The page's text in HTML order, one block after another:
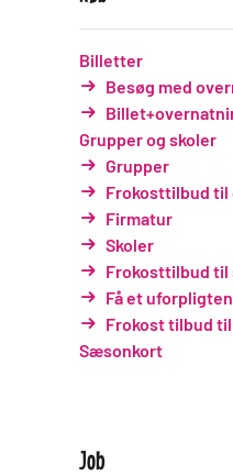
Billetter
Besøg med
Grupper og skoler
Grupper
Frokosttilbud til
Firmatur
Skoler
Frokosttilbud
Få et
Frokost tilbud
Sæsonkort
Job